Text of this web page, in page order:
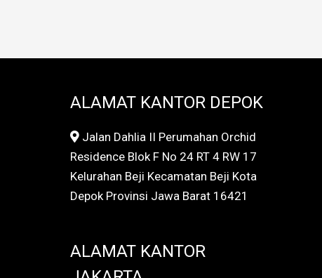
ALAMAT KANTOR DEPOK
Jalan Dahlia II Perumahan Orchid
Residence Blok F No 24 RT 4 RW 17
Kelurahan Beji Kecamatan Beji Kota
Depok Provinsi Jawa Barat 16421
ALAMAT KANTOR